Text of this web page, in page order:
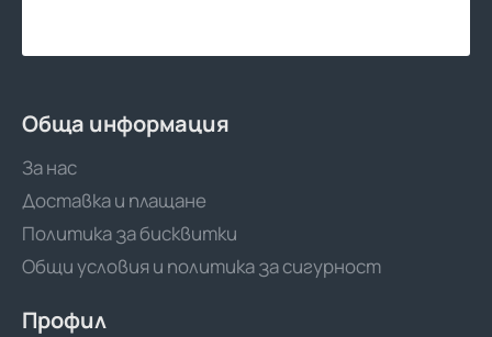
Обща информация
За нас
Доставка и плащане
Политика за бисквитки
Общи условия и политика за сигурност
Профил